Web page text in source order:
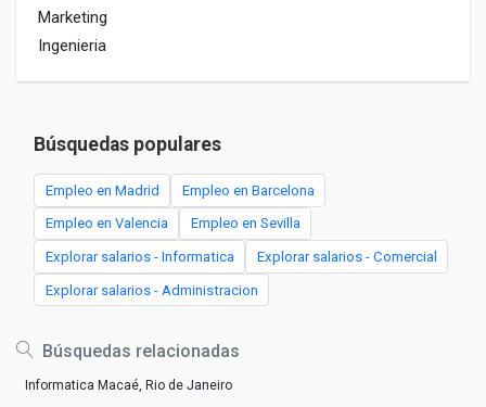
Marketing
Ingenieria
Búsquedas populares
Empleo en Madrid Empleo en Barcelona
Empleo en Valencia Empleo en Sevilla
Explorar salarios - Informatica Explorar salarios - Comercial
Explorar salarios - Administracion
Búsquedas relacionadas
Informatica Macaé, Rio de Janeiro